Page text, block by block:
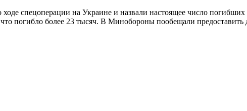
ходе спецоперации на Украине и назвали настоящее число
погибло более 23 тысяч. В Минобороны пообещали предоставить